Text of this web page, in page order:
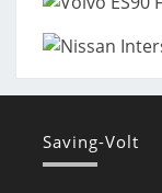
Saving-Volt